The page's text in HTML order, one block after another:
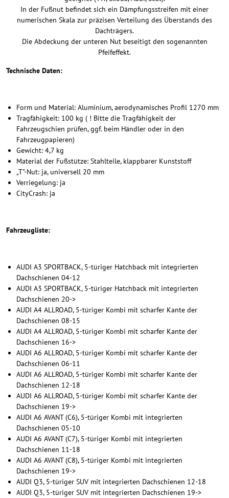
In der Fußnut befindet sich ein Dämpfungsstreifen mit einer
numerischen Skala zur präzisen Verteilung des Überstands des
Dachträgers.
Die Abdeckung der unteren Nut beseitigt den sogenannten
Pfeifeffekt.
Technische Daten:
Form und Material: Aluminium, aerodynamisches Profil 1270 mm
Tragfähigkeit: 100 kg ( ! Bitte die Tragfähigkeit der
Fahrzeugschien prüfen, ggf. beim Händler oder in den
Fahrzeugpapieren)
Gewicht: 4,7 kg
Material der Fußstütze: Stahlteile, klappbarer Kunststoff
„T"-Nut: ja, universell 20 mm
Verriegelung: ja
CityCrash: ja
Fahrzeugliste:
AUDI A3 SPORTBACK, 5-türiger Hatchback mit integrierten
Dachschienen 04-12
AUDI A3 SPORTBACK, 5-türiger Hatchback mit integrierten
Dachschienen 20->
AUDI A4 ALLROAD, 5-türiger Kombi mit scharfer Kante der
Dachschienen 08-15
AUDI A4 ALLROAD, 5-türiger Kombi mit scharfer Kante der
Dachschienen 16->
AUDI A6 ALLROAD, 5-türiger Kombi mit scharfer Kante der
Dachschienen 06-11
AUDI A6 ALLROAD, 5-türiger Kombi mit scharfer Kante der
Dachschienen 12-18
AUDI A6 ALLROAD, 5-türiger Kombi mit scharfer Kante der
Dachschienen 19->
AUDI A6 AVANT (C6), 5-türiger Kombi mit integrierten
Dachschienen 05-10
AUDI A6 AVANT (C7), 5-türiger Kombi mit integrierten
Dachschienen 11-18
AUDI A6 AVANT (C8), 5-türiger Kombi mit integrierten
Dachschienen 19->
AUDI Q3, 5-türiger SUV mit integrierten Dachschienen 12-18
AUDI Q3, 5-türiger SUV mit integrierten Dachschienen 19->